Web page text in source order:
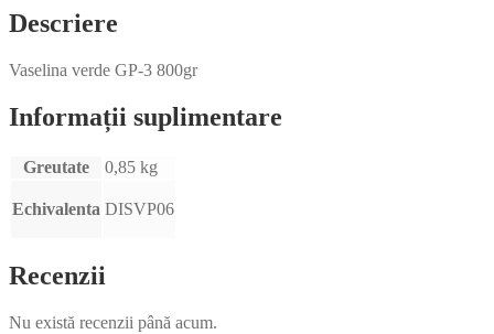
Descriere
Vaselina verde GP-3 800gr
Informații suplimentare
Greutate 0,85 kg
Echivalenta DISVP06
Recenzii
Nu există recenzii până acum.